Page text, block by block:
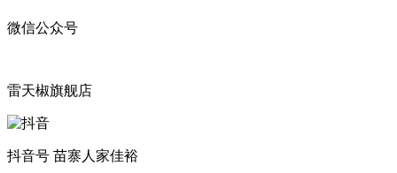
微信公众号
雷天椒旗舰店
抖音号 苗寨人家佳裕